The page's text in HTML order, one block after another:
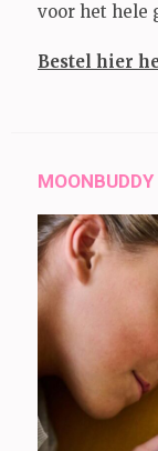
voor het hele
Bestel hier
MOONBUDDY